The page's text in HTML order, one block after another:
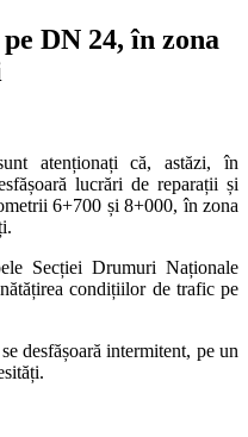
DN 24, în zona
atenționați că, astăzi, în
lucrări de reparații și
6+700 și 8+000, în zona
Secției Drumuri Naționale
condițiilor de trafic pe
desfășoară intermitent, pe un